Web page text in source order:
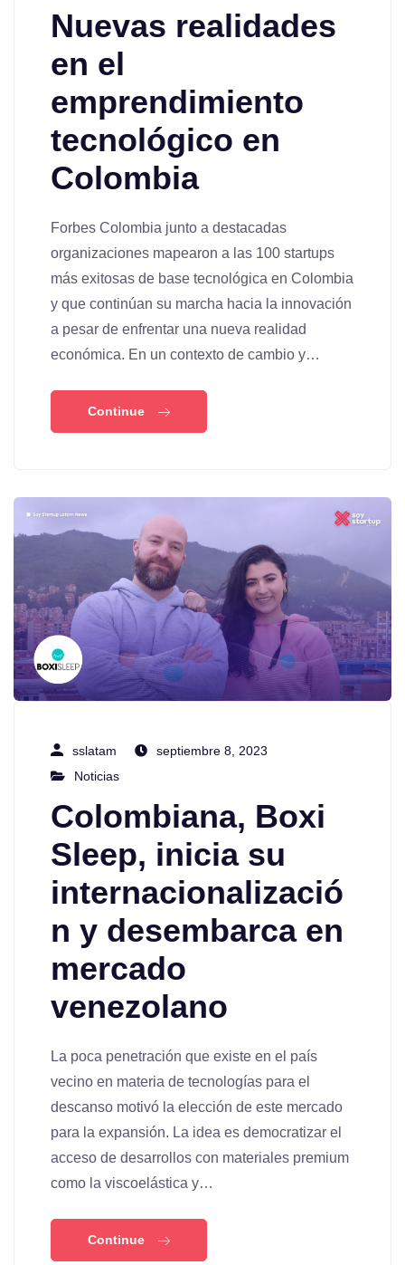
Nuevas realidades
en el
emprendimiento
tecnológico en
Colombia
Forbes Colombia junto a destacadas
organizaciones mapearon a las 100 startups
más exitosas de base tecnológica en Colombia
y que continúan su marcha hacia la innovación
a pesar de enfrentar una nueva realidad
económica. En un contexto de cambio y…
Continue
sslatam
septiembre 8, 2023
Noticias
Colombiana, Boxi
Sleep, inicia su
internacionalizació
n y desembarca en
mercado
venezolano
La poca penetración que existe en el país
vecino en materia de tecnologías para el
descanso motivó la elección de este mercado
para la expansión. La idea es democratizar el
acceso de desarrollos con materiales premium
como la viscoelástica y…
Continue